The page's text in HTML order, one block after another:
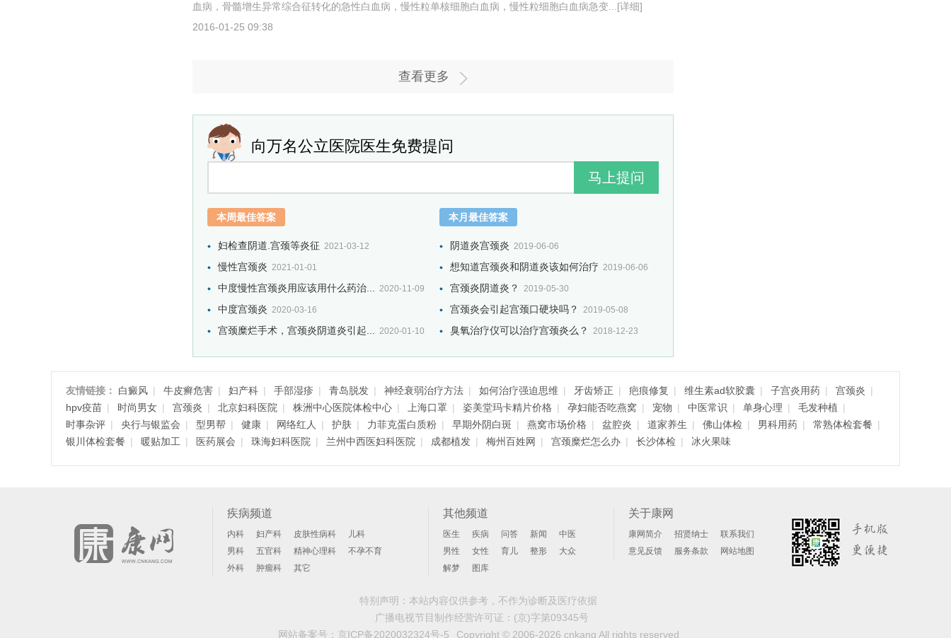
血病，骨髓增生异常综合征转化的急性白血病，慢性粒单核细胞白血病，慢性粒细胞白血病急变... [详细]
2016-01-25 09:38
查看更多
向万名公立医院医生免费提问
本周最佳答案
妇检查阴道.宫颈等炎征 2021-03-12
慢性宫颈炎 2021-01-01
中度慢性宫颈炎用应该用什么药治... 2020-11-09
中度宫颈炎 2020-03-16
宫颈糜烂手术，宫颈炎阴道炎引起... 2020-01-10
本月最佳答案
阴道炎宫颈炎 2019-06-06
想知道宫颈炎和阴道炎该如何治疗 2019-06-06
宫颈炎阴道炎？ 2019-05-30
宫颈炎会引起宫颈口硬块吗？ 2019-05-08
臭氧治疗仪可以治疗宫颈炎么？ 2018-12-23
友情链接： 白癜风 | 牛皮癣危害 | 妇产科 | 手部湿疹 | 青岛脱发 | 神经衰弱治疗方法 | 如何治疗强迫思维 | 牙齿矫正 | 疤痕修复 | 维生素ad软胶囊 | 子宫炎用药 | 宫颈炎 |
hpv疫苗 | 时尚男女 | 宫颈炎 | 北京妇科医院 | 株洲中心医院体检中心 | 上海口罩 | 姿美堂玛卡精片价格 | 孕妇能否吃燕窝 | 宠物 | 中医常识 | 单身心理 | 毛发种植 |
时事杂评 | 央行与银监会 | 型男帮 | 健康 | 网络红人 | 护肤 | 力菲克蛋白质粉 | 早期外阴白斑 | 燕窝市场价格 | 盆腔炎 | 道家养生 | 佛山体检 | 男科用药 | 常熟体检套餐 |
银川体检套餐 | 暖贴加工 | 医药展会 | 珠海妇科医院 | 兰州中西医妇科医院 | 成都植发 | 梅州百姓网 | 宫颈糜烂怎么办 | 长沙体检 | 冰火果味
疾病频道
内科 妇产科 皮肤性病科
儿科
男科
五官科 精神心理科
不孕不育
外科
肿瘤科 其它
其他频道
医生 疾病 问答 新闻
中医
男性
女性 育儿 整形
大众
解梦
图库
关于康网
康网简介 招贤纳士
联系我们
意见反馈
服务条款 网站地图
特别声明：本站内容仅供参考，不作为诊断及医疗依据
广播电视节目制作经营许可证： (京)字第09345号
网站备案号： 京ICP备2020032324号-5 Copyright © 2006-2026 cnkang All rights reserved